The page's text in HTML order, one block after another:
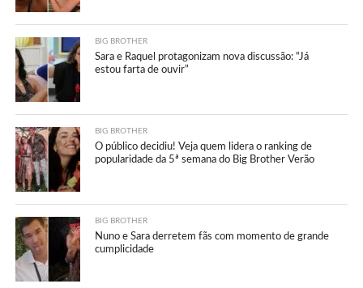
BIG BROTHER
Sara e Raquel protagonizam nova discussão: “Já
estou farta de ouvir”
BIG BROTHER
O público decidiu! Veja quem lidera o ranking de
popularidade da 5ª semana do Big Brother Verão
BIG BROTHER
Nuno e Sara derretem fãs com momento de grande
cumplicidade